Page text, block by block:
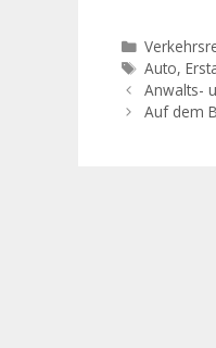
Auto,
Anwalts-
Auf dem